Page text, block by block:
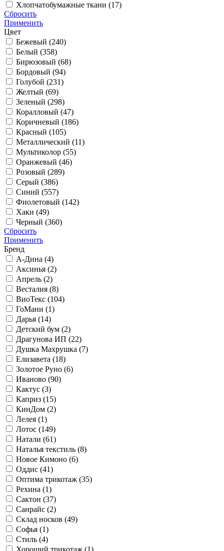
Хлопчатобумажные ткани (17)
Сбросить
Применить
Цвет
Бежевый (240)
Белый (358)
Бирюзовый (68)
Бордовый (94)
Голубой (231)
Желтый (69)
Зеленый (298)
Коралловый (47)
Коричневый (186)
Красный (105)
Металлический (11)
Мультиколор (55)
Оранжевый (46)
Розовый (289)
Серый (386)
Синий (557)
Фиолетовый (142)
Хаки (49)
Черный (360)
Сбросить
Применить
Бренд
А-Дина (4)
Аксинья (2)
Апрель (2)
Весталия (8)
ВиоТекс (104)
ГоМани (1)
Дарья (14)
Детский бум (2)
Драгунова ИП (22)
Душка Махрушка (7)
Елизавета (18)
Золотое Руно (6)
Иваново (90)
Кактус (3)
Каприз (15)
КинДом (2)
Лелея (1)
Лотос (149)
Натали (61)
Наталья текстиль (8)
Новое Кимоно (6)
Оддис (41)
Оптима трикотаж (35)
Рехина (1)
Сактон (37)
Санрайс (2)
Склад носков (49)
Софья (1)
Стиль (4)